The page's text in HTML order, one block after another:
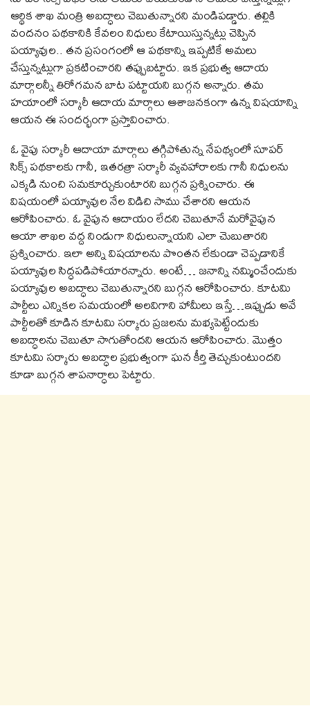
ఆర్థిక శాఖ మంత్రి అబద్ధాలు చెబుతున్నారని మండిపడ్డారు. తల్లికి
వందనం పథకానికి కేవలం నిధులు కేటాయిస్తున్నట్లు చెప్పిన
పయ్యావుల.. తన ప్రసంగంలో ఆ పథకాన్ని ఇప్పటికే అమలు
చేస్తున్నట్లుగా ప్రకటించారని తప్పుబట్టారు. ఇక ప్రభుత్వ ఆదాయ
మార్గాలన్నీ తిరోగమన బాట పట్టాయని బుగ్గన అన్నారు. తమ
హయాంలో సర్కారీ ఆదాయ మార్గాలు ఆశాజనకంగా ఉన్న విషయాన్ని
ఆయన ఈ సందర్భంగా ప్రస్తావించారు.
ఓ వైపు సర్కారీ ఆదాయా మార్గాలు తగ్గిపోతున్న నేపథ్యంలో సూపర్
సిక్స్ పథకాలకు గానీ, ఇతరత్రా సర్కారీ వ్యవహారాలకు గానీ నిధులను
ఎక్కడి నుంచి సమకూర్చుకుంటారని బుగ్గన ప్రశ్నించారు. ఈ
విషయంలో పయ్యావుల నేల విడిచి సాము చేశారని ఆయన
ఆరోపించారు. ఓ వైపున ఆదాయం లేదని చెబుతూనే మరోవైపున
ఆయా శాఖల వద్ద నిండుగా నిధులున్నాయని ఎలా చెుబుతారని
ప్రశ్నించారు. ఇలా అన్ని విషయాలను పొంతన లేకుండా చెప్పడానికే
పయ్యావుల సిద్ధపడిపోయారన్నారు. అంటే… జనాన్ని నమ్మించేందుకు
పయ్యావుల అబద్ధాలు చెబుతున్నారని బుగ్గన ఆరోపించారు. కూటమి
పార్టీలు ఎన్నికల సమయంలో అలవిగాని హామీలు ఇస్తే…ఇప్పుడు అవే
పార్టీలతో కూడిన కూటమి సర్కారు ప్రజలను మభ్యపెట్టేందుకు
అబద్ధాలను చెబుతూ సాగుతోందని ఆయన ఆరోపించారు. మొత్తం
కూటమి సర్కారు అబద్ధాల ప్రభుత్వంగా ఘన కీర్తి తెచ్చుకుంటుందని
కూడా బుగ్గన శాపనార్ధాలు పెట్టారు.